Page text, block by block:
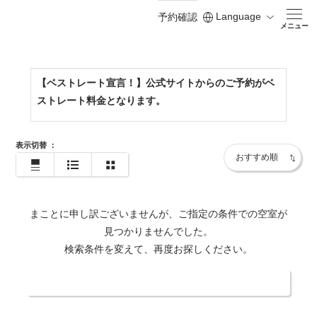
予約確認 Language
メニュー
https://www.shodoshima-kh.jp/
【ベストレート宣言！】公式サイトからのご予約がベ
ストレート料金となります。
表示切替 ：
まことに申し訳ございませんが、ご指定の条件での空室が
見つかりませんでした。
検索条件を変えて、再度お探しください。